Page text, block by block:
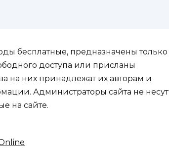
бесплатные, предназначены только
доступа или присланы
на них принадлежат их авторам и
Администраторы сайта не несут
на сайте.